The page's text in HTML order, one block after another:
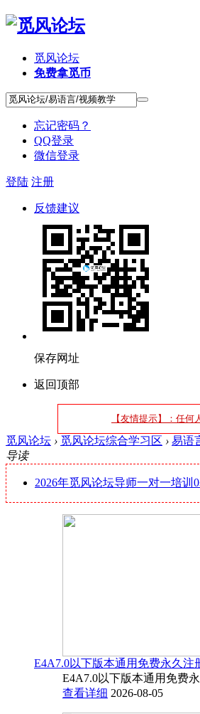
觅风论坛
免费拿觅币
忘记密码？
QQ登录
微信登录
登陆 注册
反馈建议
保存网址
返回顶部
【友情提示】：任
觅风论坛 › 觅风论坛综合学习区 › 易语
导读
2026年觅风论坛导师一对一培
E4A7.0以下版本通用免费永久注
E4A7.0以下版本通用免费
查看详细 2026-08-05